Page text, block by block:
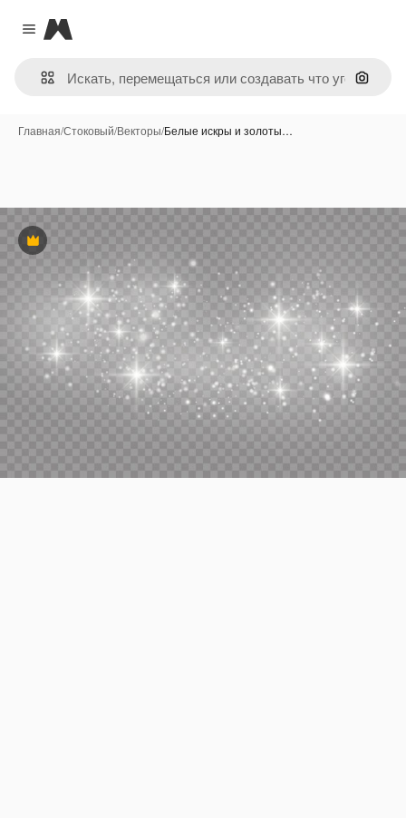
Close menu
Magnific
Поиск
Главная/Стоковый/Векторы/Белые искры и золоты…
Премиум